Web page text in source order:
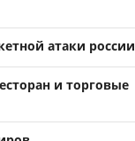
атаки россии
и торговые